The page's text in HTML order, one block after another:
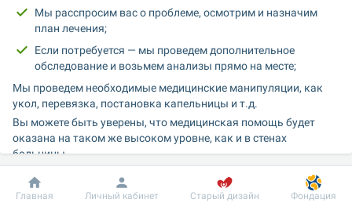
Мы расспросим вас о проблеме, осмотрим и назначим
план лечения;
Если потребуется — мы проведем дополнительное
обследование и возьмем анализы прямо на месте;
Мы проведем необходимые медицинские манипуляции, как
укол, перевязка, постановка капельницы и т.д.
Вы можете быть уверены, что медицинская помощь будет
оказана на таком же высоком уровне, как и в стенах
больницы.
пациентам в Киеве и в радиусе 30 км за пределами
столицы. Мы максимально подстроили работу к
Добробут Информация Пациенту
Главная Личный кабинет Старый дизайн Фондация